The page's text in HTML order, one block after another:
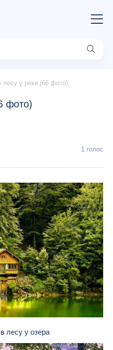
лесу у реки (66 фото)
фото)
1 голос
лесу у озера